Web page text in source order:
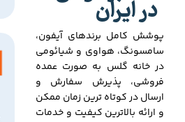
در ایران
پوشش کامل برندهای آیفون،
سامسونگ، هواوی و شیائومی
در خانه گلس به صورت عمده
فروشی، پذیرش سفارش و
ارسال در کوتاه ترین زمان ممکن
و ارائه بالاترین کیفیت و خدمات